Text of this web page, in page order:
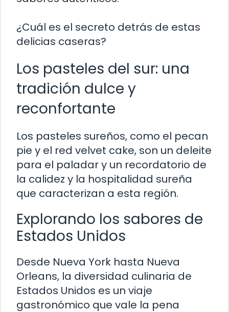
¿Cuál es el secreto detrás de estas
delicias caseras?
Los pasteles del sur: una
tradición dulce y
reconfortante
Los pasteles sureños, como el pecan
pie y el red velvet cake, son un deleite
para el paladar y un recordatorio de
la calidez y la hospitalidad sureña
que caracterizan a esta región.
Explorando los sabores de
Estados Unidos
Desde Nueva York hasta Nueva
Orleans, la diversidad culinaria de
Estados Unidos es un viaje
gastronómico que vale la pena